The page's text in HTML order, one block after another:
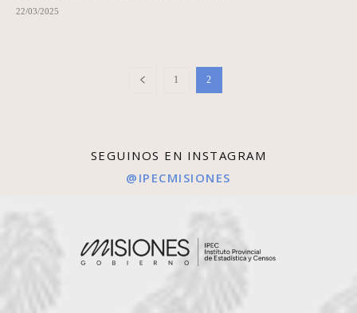
22/03/2025
1 2
SEGUINOS EN INSTAGRAM
@IPECMISIONES